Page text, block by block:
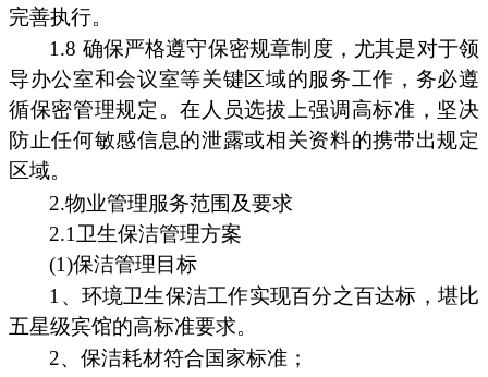
完善执行。
1.8 确保严格遵守保密规章制度，尤其是对于领
导办公室和会议室等关键区域的服务工作，务必遵
循保密管理规定。在人员选拔上强调高标准，坚决
防止任何敏感信息的泄露或相关资料的携带出规定
区域。
2.物业管理服务范围及要求
2.1卫生保洁管理方案
(1)保洁管理目标
1、环境卫生保洁工作实现百分之百达标，堪比
五星级宾馆的高标准要求。
2、保洁耗材符合国家标准；